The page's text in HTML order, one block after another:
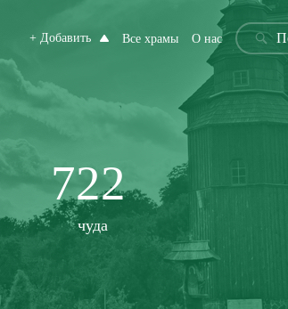
+ Добавить Все храмы О нас
722
чуда